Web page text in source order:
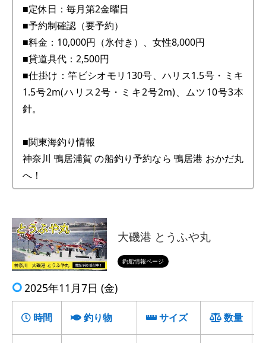
■定休日：毎月第2金曜日
■予約制確認（要予約）
■料金：10,000円（氷付き）、女性8,000円
■貸道具代：2,500円
■仕掛け：竿ビシオモリ130号、ハリス1.5号・ミキ
1.5号2m(ハリス2号・ミキ2号2m)、ムツ10号3本
針。
■関東海釣り情報
神奈川 鴨居浦賀 の船釣り予約なら 鴨居港 おかだ丸
へ！
大磯港 とうふや丸
釣船情報ページ
2025年11月7日 (金)
時間 釣り物 サイズ 数量